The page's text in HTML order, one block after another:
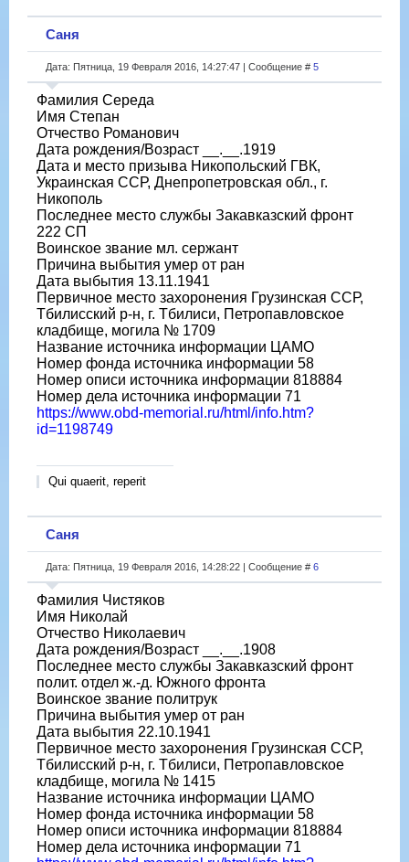
Саня
Дата: Пятница, 19 Февраля 2016, 14:27:47 | Сообщение # 5
Фамилия Середа
Имя Степан
Отчество Романович
Дата рождения/Возраст __.__.1919
Дата и место призыва Никопольский ГВК,
Украинская ССР, Днепропетровская обл., г.
Никополь
Последнее место службы Закавказский фронт
222 СП
Воинское звание мл. сержант
Причина выбытия умер от ран
Дата выбытия 13.11.1941
Первичное место захоронения Грузинская ССР,
Тбилисский р-н, г. Тбилиси, Петропавловское
кладбище, могила № 1709
Название источника информации ЦАМО
Номер фонда источника информации 58
Номер описи источника информации 818884
Номер дела источника информации 71
https://www.obd-memorial.ru/html/info.htm?
id=1198749
Qui quaerit, reperit
Саня
Дата: Пятница, 19 Февраля 2016, 14:28:22 | Сообщение # 6
Фамилия Чистяков
Имя Николай
Отчество Николаевич
Дата рождения/Возраст __.__.1908
Последнее место службы Закавказский фронт
полит. отдел ж.-д. Южного фронта
Воинское звание политрук
Причина выбытия умер от ран
Дата выбытия 22.10.1941
Первичное место захоронения Грузинская ССР,
Тбилисский р-н, г. Тбилиси, Петропавловское
кладбище, могила № 1415
Название источника информации ЦАМО
Номер фонда источника информации 58
Номер описи источника информации 818884
Номер дела источника информации 71